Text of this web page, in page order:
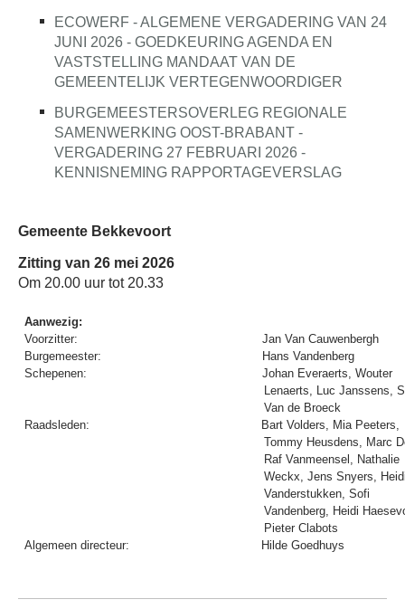
ECOWERF - ALGEMENE VERGADERING VAN 24
JUNI 2026 - GOEDKEURING AGENDA EN
VASTSTELLING MANDAAT VAN DE
GEMEENTELIJK VERTEGENWOORDIGER
BURGEMEESTERSOVERLEG REGIONALE
SAMENWERKING OOST-BRABANT -
VERGADERING 27 FEBRUARI 2026 -
KENNISNEMING RAPPORTAGEVERSLAG
Gemeente Bekkevoort
Zitting van 26 mei 2026
Om 20.00 uur tot 20.33
Aanwezig:
Voorzitter:
Jan Van Cauwenbergh
Burgemeester:
Hans Vandenberg
Schepenen:
Johan Everaerts, Wouter
Lenaerts, Luc Janssens,
Van de Broeck
Raadsleden:
Bart Volders, Mia Peeters,
Tommy Heusdens, Marc
Raf Vanmeensel, Nathalie
Weckx, Jens Snyers,
Vanderstukken, Sofi
Vandenberg, Heidi
Pieter Clabots
Algemeen directeur:
Hilde Goedhuys